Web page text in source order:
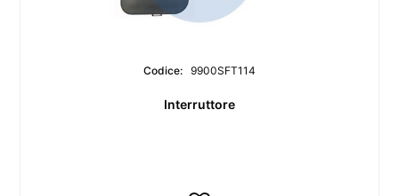
Codice: 9900SFT114
Interruttore